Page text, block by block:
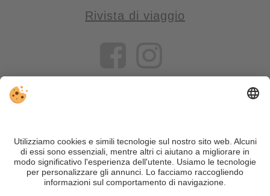
Rivista di viaggio
VIVOSüdtirol è il portale di viaggio per chi desidera vivere il
Trentino Alto Adige davvero – con consigli autentici, alloggi e
offerte su misura.